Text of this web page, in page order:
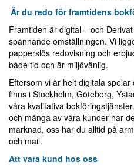
Är du redo för framtidens
Framtiden är digital – och
spännande omställningen. Vi
papperslös redovisning och
både tid och är miljövänlig.
Eftersom vi är helt digitala
finns i Stockholm, Göteborg,
våra kvalitativa
och många av våra kunder har
marknad, oss har du alltid på
och mail.
Att vara kund hos oss